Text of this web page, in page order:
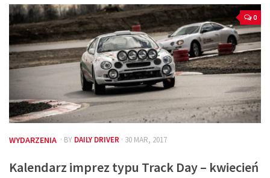
0
WYDARZENIA · BY DAILY DRIVER · 30 MAR, 2017
Kalendarz imprez typu Track Day – kwiecień